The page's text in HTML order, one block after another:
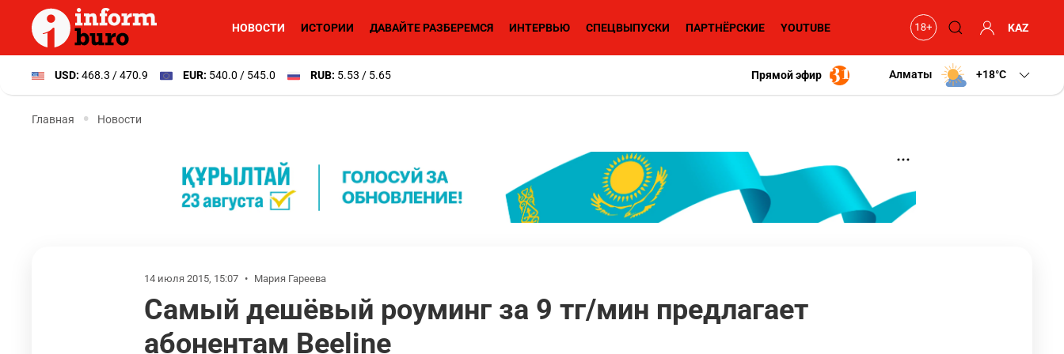
НОВОСТИ ИСТОРИИ ДАВАЙТЕ РАЗБЕРЕМСЯ ИНТЕРВЬЮ СПЕЦВЫПУСКИ ПАРТНЁРСКИЕ YOUTUBE KAZ
USD: 468.3 / 470.9 EUR: 540.0 / 545.0 RUB: 5.53 / 5.65 Прямой эфир Алматы +18 C
Главная Новости
14 июля 2015, 15:07 • Мария Гареева
Самый дешёвый роуминг за 9 тг/мин предлагает
абонентам Beeline